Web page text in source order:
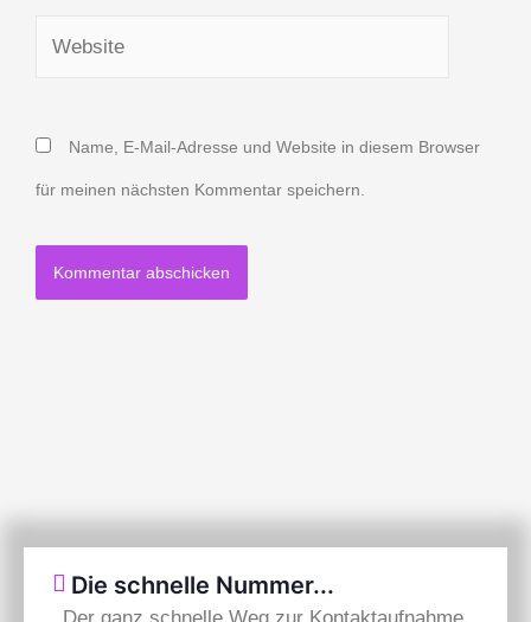
Website
Name, E-Mail-Adresse und Website in diesem Browser
für meinen nächsten Kommentar speichern.
Die schnelle Nummer...